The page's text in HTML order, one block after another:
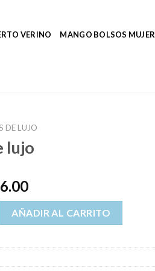
VERINO MANGO BOLSOS MUJER
DE LUJO
lujo
AÑADIR AL CARRITO